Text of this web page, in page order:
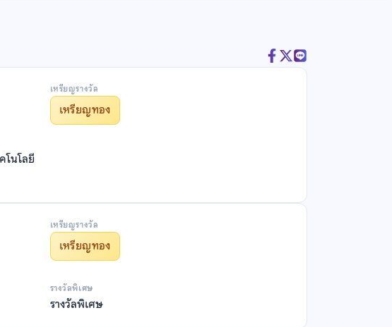
เหรียญรางวัล
เหรียญทอง
โนโลยี
เหรียญรางวัล
เหรียญทอง
รางวัลพิเศษ
รางวัลพิเศษ